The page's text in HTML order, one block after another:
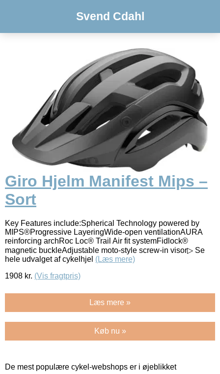
Svend Cdahl
Giro Hjelm Manifest Mips –
Sort
Key Features include:Spherical Technology powered by
MIPS®Progressive LayeringWide-open ventilationAURA
reinforcing archRoc Loc® Trail Air fit systemFidlock®
magnetic buckleAdjustable moto-style screw-in visor▷ Se
hele udvalget af cykelhjel (Læs mere)
1908 kr. (Vis fragtpris)
Læs mere »
Køb nu »
De mest populære cykel-webshops er i øjeblikket